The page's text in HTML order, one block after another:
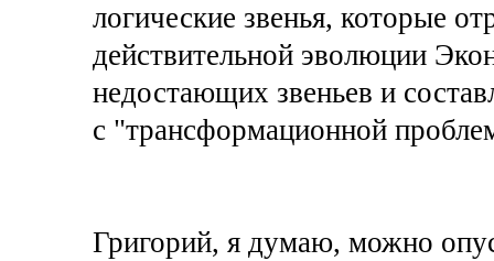
логические звенья, которые
действительной эволюции
недостающих звеньев и
с "трансформационной
Григорий, я думаю, можно